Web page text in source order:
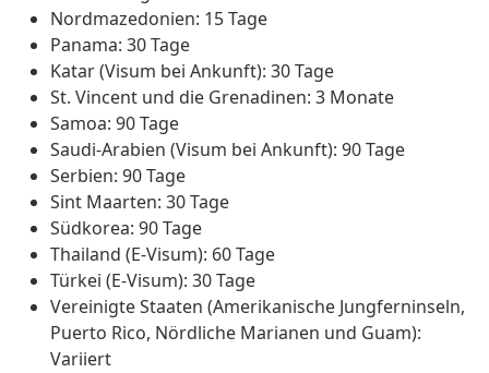
Nordmazedonien: 15 Tage
Panama: 30 Tage
Katar (Visum bei Ankunft): 30 Tage
St. Vincent und die Grenadinen: 3 Monate
Samoa: 90 Tage
Saudi-Arabien (Visum bei Ankunft): 90 Tage
Serbien: 90 Tage
Sint Maarten: 30 Tage
Südkorea: 90 Tage
Thailand (E-Visum): 60 Tage
Türkei (E-Visum): 30 Tage
Vereinigte Staaten (Amerikanische Jungferninseln,
Puerto Rico, Nördliche Marianen und Guam):
Variiert